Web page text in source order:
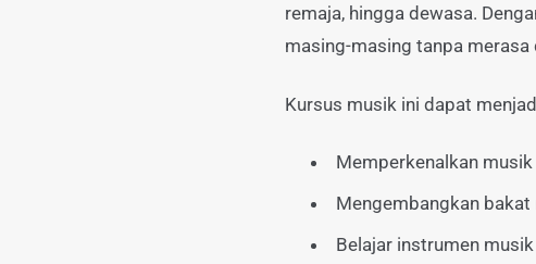
remaja, hingga dewasa.
masing-masing tanpa
Kursus musik ini dapat
Memperkenalkan
Mengembangkan
Belajar instrumen